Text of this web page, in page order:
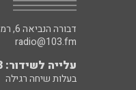
דבורה הנביאה 6, רמת השרון
radio@103.fm
עלייה לשידור: 0552-103-103
בעלות שיחה רגילה